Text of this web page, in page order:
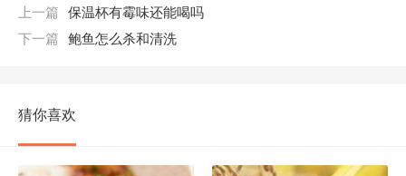
上一篇
保温杯有霉味还能喝吗
下一篇
鲍鱼怎么杀和清洗
猜你喜欢